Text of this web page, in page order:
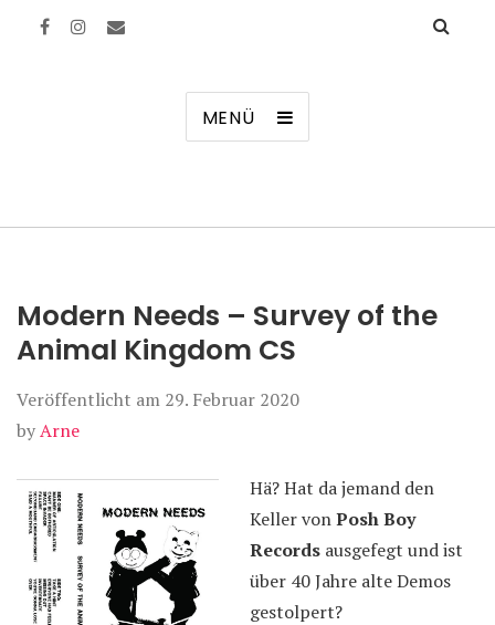
MENÜ
Modern Needs – Survey of the
Animal Kingdom CS
Veröffentlicht am 29. Februar 2020
byArne
Hä? Hat da jemand den
Keller vonPosh Boy
Records ausgefegt und ist
über 40 Jahre alte Demos
gestolpert?